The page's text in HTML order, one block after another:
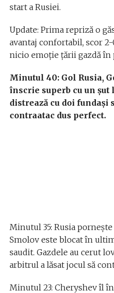
start a Rusiei.
Update: Prima repriză o
avantaj confortabil, scor 2-
nicio emoție țării gazdă în
Minutul 40: Gol Rusia,
înscrie superb cu un șut
distrează cu doi fundași
contraatac dus perfect.
Minutul 35: Rusia
Smolov este blocat în
saudit. Gazdele au cerut
arbitrul a lăsat jocul să
Minutul 23: Cheryshev îl